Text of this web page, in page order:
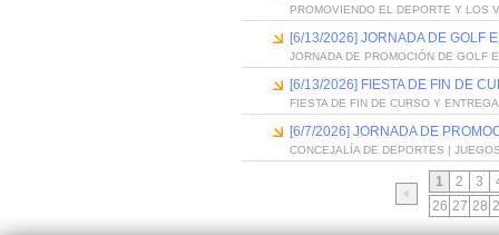
PROMOVIENDO EL DEPORTE Y LOS
[6/13/2026] JORNADA DE GOLF
JORNADA DE PROMOCIÓN DE GOLF
[6/13/2026] FIESTA DE FIN DE
FIESTA DE FIN DE CURSO Y
[6/7/2026] JORNADA DE
CONCEJALÍA DE DEPORTES |
1 2 3
26 27 28